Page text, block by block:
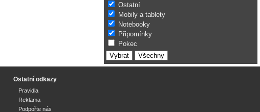
Ostatní
Mobily a tablety
Notebooky
Připomínky
Pokec
Ostatní odkazy
Pravidla
Reklama
Podpořte nás